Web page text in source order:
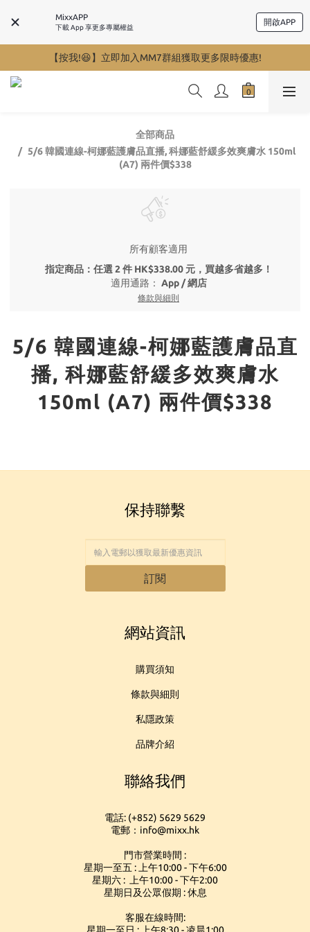
MixxAPP
下載 App 享更多專屬權益
開啟APP
【按我!😆】立即加入MM7群組獲取更多限時優惠!
全部商品
5/6 韓國連線-柯娜藍護膚品直播, 科娜藍舒緩多效爽膚水 150ml
(A7) 兩件價$338
所有顧客適用
指定商品：任選 2 件 HK$338.00 元，買越多省越多！
適用通路： App / 網店
條款與細則
5/6 韓國連線-柯娜藍護膚品直
播, 科娜藍舒緩多效爽膚水
150ml (A7) 兩件價$338
保持聯繫
訂閱
網站資訊
購買須知
條款與細則
私隱政策
品牌介紹
聯絡我們
電話: (+852) 5629 5629
電郵：info@mixx.hk
門市營業時間 :
星期一至五 : 上午10:00 - 下午6:00
星期六 : 上午10:00 - 下午2:00
星期日及公眾假期 : 休息
客服在線時間: